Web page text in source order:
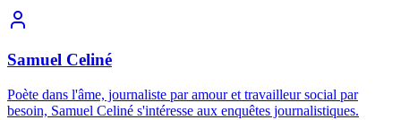
Samuel Celiné
Poète dans l'âme, journaliste par amour et travailleur social par
besoin, Samuel Celiné s'intéresse aux enquêtes journalistiques.